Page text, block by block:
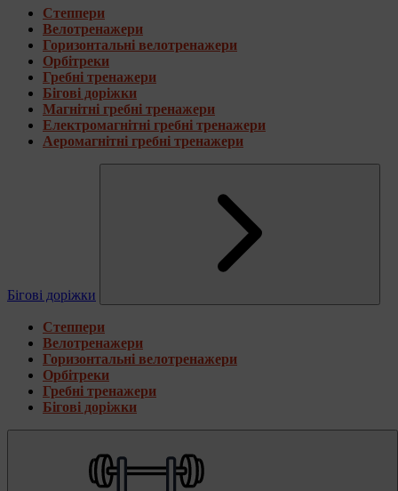
Степпери
Велотренажери
Горизонтальні велотренажери
Орбітреки
Гребні тренажери
Бігові доріжки
Магнітні гребні тренажери
Електромагнітні гребні тренажери
Аеромагнітні гребні тренажери
Бігові доріжки
Степпери
Велотренажери
Горизонтальні велотренажери
Орбітреки
Гребні тренажери
Бігові доріжки